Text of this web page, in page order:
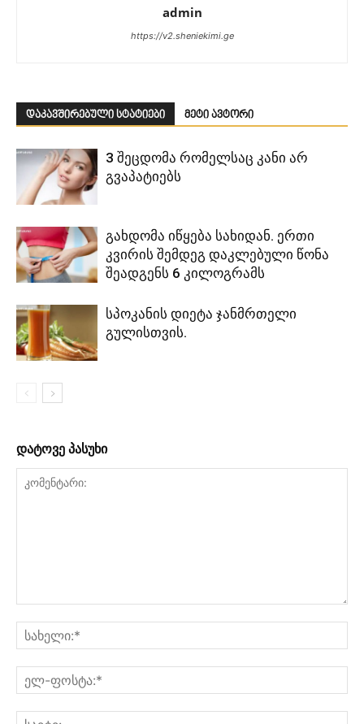
admin
https://v2.sheniekimi.ge
დაკავშირებული სტატიები მეტი ავტორი
3 შეცდომა რომელსაც კანი არ
გვაპატიებს
გახდომა იწყება სახიდან. ერთი
კვირის შემდეგ დაკლებული წონა
შეადგენს 6 კილოგრამს
სპოკანის დიეტა ჯანმრთელი
გულისთვის.
დატოვე პასუხი